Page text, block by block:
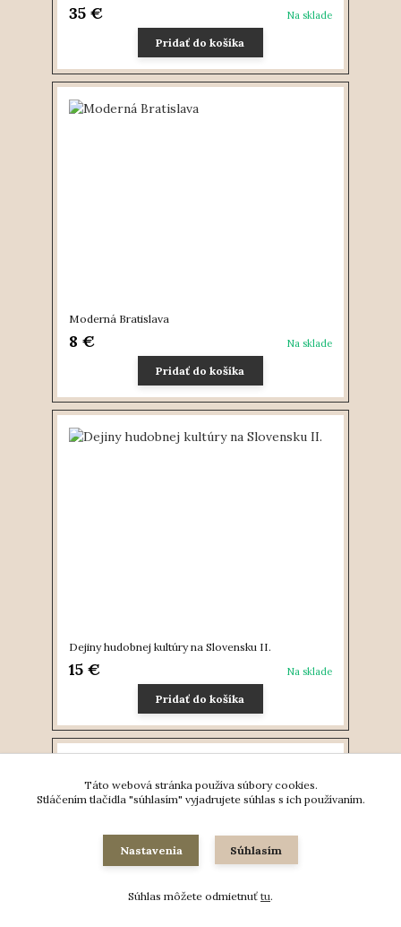
35 € Na sklade
Pridať do košíka
Moderná Bratislava
8 € Na sklade
Pridať do košíka
Dejiny hudobnej kultúry na Slovensku II.
15 € Na sklade
Pridať do košíka
Táto webová stránka používa súbory cookies.
Stláčením tlačidla "súhlasím" vyjadrujete súhlas s ich používaním.
Nastavenia Súhlasím
Súhlas môžete odmietnuť tu.